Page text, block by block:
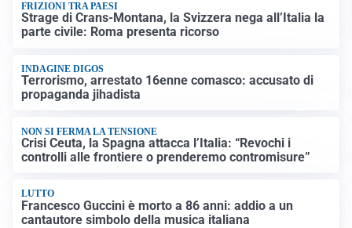
FRIZIONI TRA PAESI
Strage di Crans-Montana, la Svizzera nega all’Italia la
parte civile: Roma presenta ricorso
INDAGINE DIGOS
Terrorismo, arrestato 16enne comasco: accusato di
propaganda jihadista
NON SI FERMA LA TENSIONE
Crisi Ceuta, la Spagna attacca l’Italia: “Revochi i
controlli alle frontiere o prenderemo contromisure”
LUTTO
Francesco Guccini è morto a 86 anni: addio a un
cantautore simbolo della musica italiana